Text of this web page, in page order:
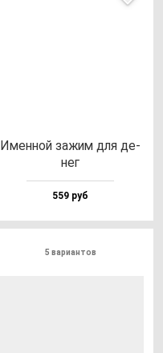
Имен­ной за­жим для де­
нег
559 руб
5 вариантов